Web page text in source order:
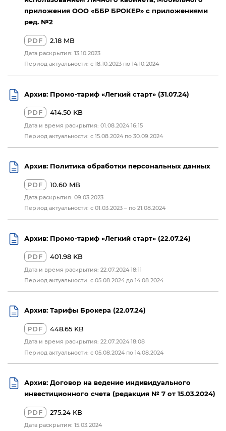
приложения ООО «ББР БРОКЕР» с приложениями
ред. №2
PDF 2.18 MB
Дата раскрытия: 13.10.2023
Период актуальности: с 18.10.2023 по 14.10.2024
Архив: Промо-тариф «Легкий старт» (31.07.24)
PDF 414.50 KB
Дата и время раскрытия: 01.08.2024 16:15
Период актуальности: с 15.08.2024 по 30.09.2024
Архив: Политика обработки персональных данных
PDF 10.60 MB
Дата раскрытия: 09.03.2023
Период актуальности: с 01.03.2023 – по 21.08.2024
Архив: Промо-тариф «Легкий старт» (22.07.24)
PDF 401.98 KB
Дата и время раскрытия: 22.07.2024 18:11
Период актуальности: с 05.08.2024 до 14.08.2024
Архив: Тарифы Брокера (22.07.24)
PDF 448.65 KB
Дата и время раскрытия: 22.07.2024 18:08
Период актуальности: с 05.08.2024 по 14.08.2024
Архив: Договор на ведение индивидуального
инвестиционного счета (редакция № 7 от 15.03.2024)
PDF 275.24 KB
Дата раскрытия: 15.03.2024